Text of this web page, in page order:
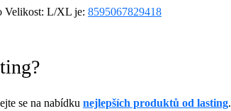
Velikost: L/XL je: 8595067829418
se na nabídku nejlepších produktů od lasting.